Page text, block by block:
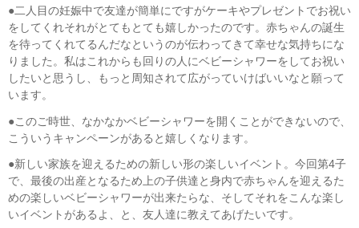
●二人目の妊娠中で友達が簡単にですがケーキやプレゼントでお祝い
をしてくれそれがとてもとても嬉しかったのです。赤ちゃんの誕生
を待ってくれてるんだなというのが伝わってきて幸せな気持ちにな
りました。私はこれからも回りの人にベビーシャワーをしてお祝い
したいと思うし、もっと周知されて広がっていけばいいなと願って
います。
●このご時世、なかなかベビーシャワーを開くことができないので、
こういうキャンペーンがあると嬉しくなります。
●新しい家族を迎えるための新しい形の楽しいイベント。今回第4子
で、最後の出産となるため上の子供達と身内で赤ちゃんを迎えるた
めの楽しいベビーシャワーが出来たらな、そしてそれをこんな楽し
いイベントがあるよ、と、友人達に教えてあげたいです。